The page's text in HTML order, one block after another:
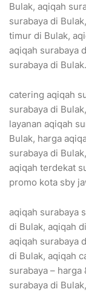
Bulak, aqiqah
surabaya di
timur di Bulak,
aqiqah surabaya
surabaya di Bulak.
catering aqiqah
surabaya di
layanan aqiqah
Bulak, harga
surabaya di
aqiqah terdekat
promo kota sby
aqiqah surabaya
di Bulak, aqiqah
aqiqah surabaya
di Bulak, aqiqah
surabaya –
surabaya di